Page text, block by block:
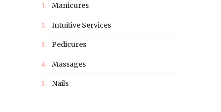
Manicures
Intuitive Services
Pedicures
Massages
Nails